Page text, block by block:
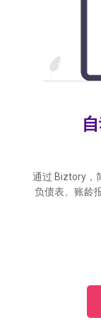
通过 Biztory，
负债表、账龄